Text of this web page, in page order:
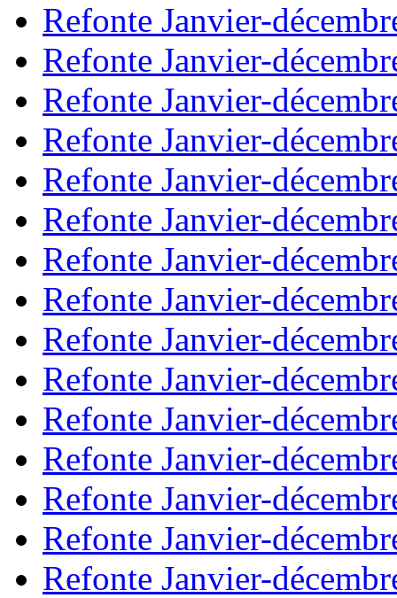
Refonte Janvier-
Refonte Janvier-
Refonte Janvier-
Refonte Janvier-
Refonte Janvier-
Refonte Janvier-
Refonte Janvier-
Refonte Janvier-
Refonte Janvier-
Refonte Janvier-
Refonte Janvier-
Refonte Janvier-
Refonte Janvier-
Refonte Janvier-
Refonte Janvier-